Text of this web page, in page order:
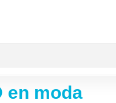
en moda